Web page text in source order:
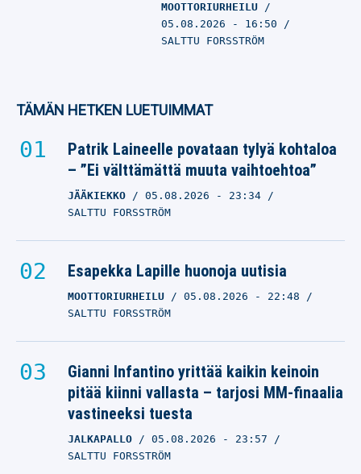
MOOTTORIURHEILU
05.08.2026 - 16:50
SALTTU FORSSTRÖM
TÄMÄN HETKEN LUETUIMMAT
Patrik Laineelle povataan tylyä kohtaloa
– ”Ei välttämättä muuta vaihtoehtoa”
JÄÄKIEKKO 05.08.2026 - 23:34
SALTTU FORSSTRÖM
Esapekka Lapille huonoja uutisia
MOOTTORIURHEILU 05.08.2026 - 22:48
SALTTU FORSSTRÖM
Gianni Infantino yrittää kaikin keinoin
pitää kiinni vallasta – tarjosi MM-finaalia
vastineeksi tuesta
JALKAPALLO 05.08.2026 - 23:57
SALTTU FORSSTRÖM